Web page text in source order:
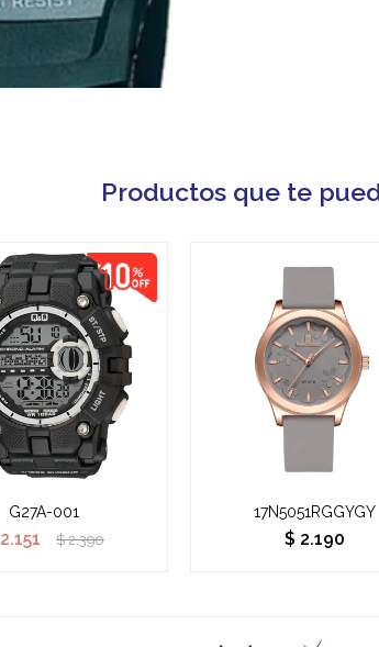
Productos que te
G27A-001
2.151 $ 2.390
17N5051RGGYGY
$ 2.190